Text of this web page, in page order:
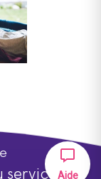
Aide
service des